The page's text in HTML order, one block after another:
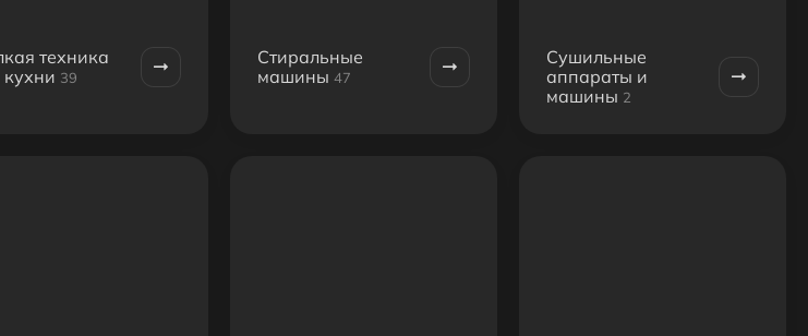
техника
кухни 39
Стиральные
машины 47
Сушильные
аппараты и
машины 2